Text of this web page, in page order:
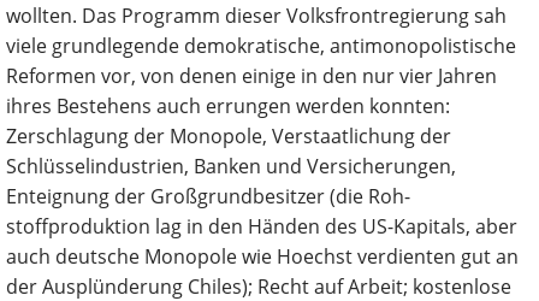
wollten. Das Programm dieser Volksfront­regierung sah
viele grundlegende demokratische, antimonopolistische
Reformen vor, von denen einige in den nur vier Jahren
ihres Bestehens auch errungen werden konnten:
Zerschlagung der Monopole, Verstaatlichung der
Schlüsselindustrien, Banken und Versicherungen,
Enteignung der Großgrund­besitzer (die Roh­
stoffproduktion lag in den Händen des US-Kapitals, aber
auch deutsche Monopole wie Hoechst verdienten gut an
der Ausplünderung Chiles); Recht auf Arbeit; kostenlose